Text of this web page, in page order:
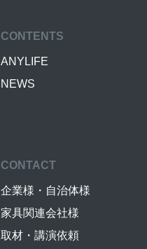
CONTENTS
ANYLIFE
NEWS
CONTACT
企業様・自治体様
家具関連会社様
取材・講演依頼